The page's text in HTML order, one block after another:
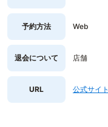
予約方法 Web
退会について 店舗
URL 公式サイト